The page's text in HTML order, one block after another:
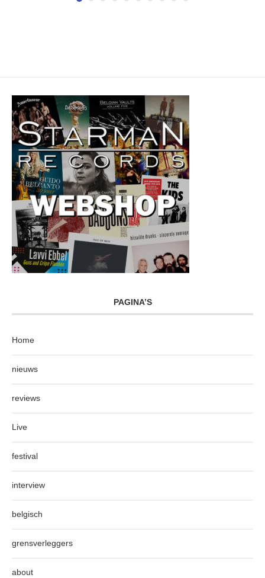
PAGINA’S
Home
nieuws
reviews
Live
festival
interview
belgisch
grensverleggers
about